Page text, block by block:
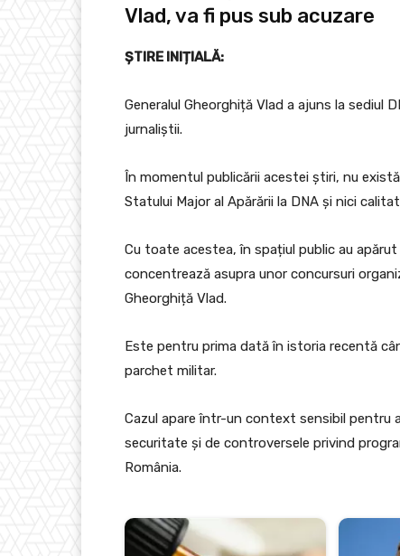
Vlad, va fi pus sub acuzare
ȘTIRE INIȚIALĂ:
Generalul Gheorghiță Vlad a ajuns la sediul
jurnaliștii.
În momentul publicării acestei știri, nu
Statului Major al Apărării la DNA și nici
Cu toate acestea, în spațiul public au
concentrează asupra unor concursuri
Gheorghiță Vlad.
Este pentru prima dată în istoria recentă
parchet militar.
Cazul apare într-un context sensibil
securitate și de controversele privind
România.